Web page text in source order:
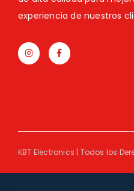
experiencia de nuestros
KBT Electronics | Todos los